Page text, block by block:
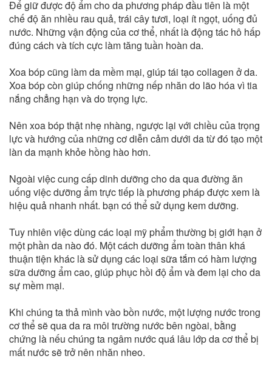
Để giữ được độ ẩm cho da phương pháp đầu tiên là một
chế độ ăn nhiều rau quả, trái cây tươi, loại ít ngọt, uống đủ
nước. Những vận động của cơ thể, nhất là động tác hô hấp
đúng cách và tích cực làm tăng tuần hoàn da.
Xoa bóp cũng làm da mềm mại, giúp tái tạo collagen ở da.
Xoa bóp còn giúp chống những nếp nhăn do lão hóa vì tia
nắng chẳng hạn và do trọng lực.
Nên xoa bóp thật nhẹ nhàng, ngược lại với chiều của trọng
lực và hướng của những cơ diễn cảm dưới da từ đó tạo một
làn da mạnh khỏe hồng hào hơn.
Ngoài việc cung cấp dinh dưỡng cho da qua đường ăn
uống việc dưỡng ẩm trực tiếp là phương pháp được xem là
hiệu quả nhanh nhất. bạn có thể sử dụng kem dưỡng.
Tuy nhiên việc dùng các loại mỹ phẩm thường bị giới hạn ở
một phần da nào đó. Một cách dưỡng ẩm toàn thân khá
thuận tiện khác là sử dụng các loại sữa tắm có hàm lượng
sữa dưỡng ẩm cao, giúp phục hồi độ ẩm và đem lại cho da
sự mềm mại.
Khi chúng ta thả mình vào bồn nước, một lượng nước trong
cơ thể sẽ qua da ra môi trường nước bên ngòai, bằng
chứng là nếu chúng ta ngâm nước quá lâu lớp da cơ thể bị
mất nước sẽ trở nên nhăn nheo.